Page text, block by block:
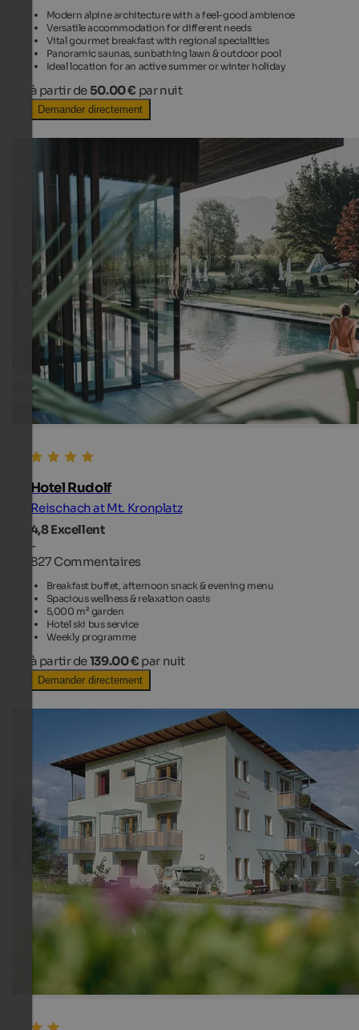
Modern alpine architecture with a feel-good ambience
Versatile accommodation for different needs
Vital gourmet breakfast with regional specialities
Panoramic saunas, sunbathing lawn & outdoor pool
Ideal location for an active summer or winter holiday
à partir de 50.00 € par nuit
Demander directement
Hotel Rudolf
Reischach at Mt. Kronplatz
4,8Excellent
-
827 Commentaires
Breakfast buffet, afternoon snack & evening menu
Spacious wellness & relaxation oasis
5,000 m² garden
Hotel ski bus service
Weekly programme
à partir de139.00 € par nuit
Demander directement